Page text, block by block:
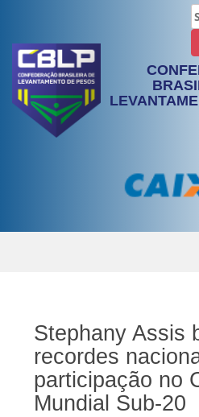
Stephany Assis
recordes
participação no
Mundial Sub-20